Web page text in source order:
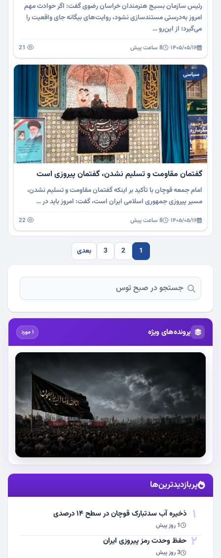
رئیس سازمان بسیج هنرمندان خراسان رضوی گفت: اگر حوادث مهم
امروز به‌درستی مستندسازی نشود، روایت‌های بیگانه جای واقعیت را
می‌گیرد؛ از این‌رو …
۱۴۰۵/۰۵/۱۶· 8 ساعت پیش
سیاسی
گفتمان مقاومت و تسلیم نشدن، گفتمان پیروزی است
امام جمعه قوچان با تأکید بر اینکه گفتمان مقاومت و تسلیم نشدن،
مسیر پیروزی جمهوری اسلامی ایران است، گفت: امروز باید در …
۱۴۰۵/۰۵/۱۶· 8 ساعت پیش
1
2
3 بعدی
پرونده‌های ویژه 1 مورد
استقبال از آقای شهید ایران
مشاهده اخبار
پربازدیدترین‌ها
1 ذخیره آب سدتبارک قوچان در سطح ۱۴ درصدی
1 روز پیش
2 حفظ وحدت رمز پیروزی ایران
3 روز پیش